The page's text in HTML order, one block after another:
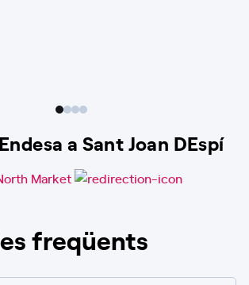
a Sant Joan DEspí
Market
freqüents